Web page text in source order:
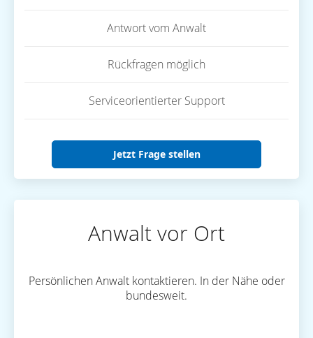
Antwort vom Anwalt
Rückfragen möglich
Serviceorientierter Support
Jetzt Frage stellen
Anwalt vor Ort
Persönlichen Anwalt kontaktieren. In der Nähe oder
bundesweit.